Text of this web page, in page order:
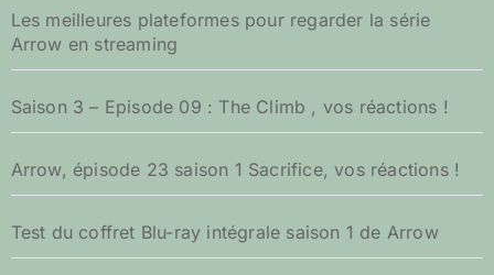
e
r
Les meilleures plateformes pour regarder la série
Arrow en streaming
Saison 3 – Episode 09 : The Climb , vos réactions !
Arrow, épisode 23 saison 1 Sacrifice, vos réactions !
Test du coffret Blu-ray intégrale saison 1 de Arrow